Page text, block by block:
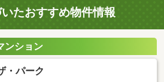
たおすすめ物件情報
ンション
・パーク